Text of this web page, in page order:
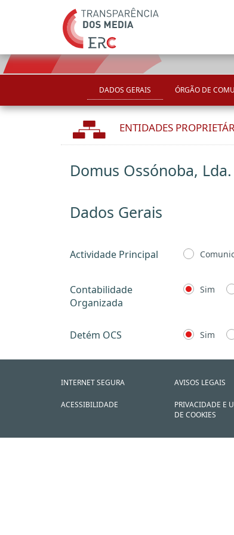
DADOS GERAIS ÓRGÃO DE
ENTIDADES
Domus Ossónoba, Lda.
Dados Gerais
Actividade Principal
Contabilidade
Organizada
Sim
Detém OCS Sim
INTERNET SEGURA
ACESSIBILIDADE
AVISOS LEGAIS
PRIVACIDADE E
DE COOKIES